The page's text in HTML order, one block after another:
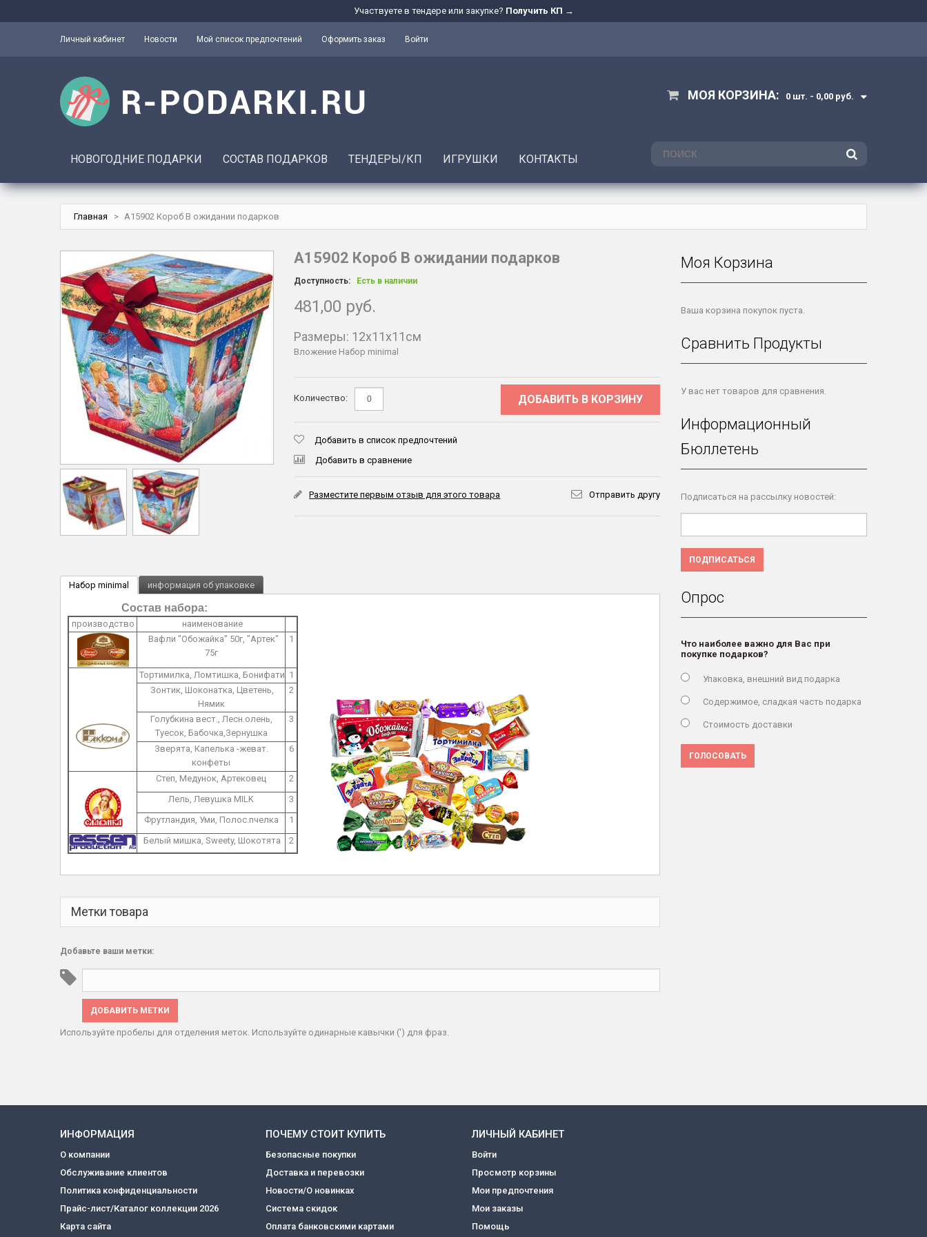
Участвуете в тендере или закупке? Получить КП →
Личный кабинет Новости Мой список предпочтений Оформить заказ Войти
МОЯ КОРЗИНА: 0 шт. - 0,00 руб.
ПОИСК
НОВОГОДНИЕ ПОДАРКИ СОСТАВ ПОДАРКОВ ТЕНДЕРЫ/КП ИГРУШКИ КОНТАКТЫ
Главная > A15902 Короб В ожидании подарков
A15902 Короб В ожидании подарков
Доступность: Есть в наличии
481,00 руб.
Размеры: 12x11x11см
Вложение Набор minimal
Количество: ДОБАВИТЬ В КОРЗИНУ
Добавить в список предпочтений
Добавить в сравнение
Разместите первым отзыв для этого товара Отправить другу
Набор minimal информация об упаковке
Состав набора:
производство
наименование
Вафли "Обожайка" 50г, "Артек"
75г
1
Тортимилка, Ломтишка, Бонифати 1
Зонтик, Шоконатка, Цветень,
Нямик
2
Голубкина вест., Лесн.олень,
Туесок, Бабочка,Зернушка
3
Зверята, Капелька -жеват.
конфеты
6
Степ, Медунок, Артековец
2
Лель, Левушка MILK
3
Фрутландия, Уми, Полос.пчелка
1
Белый мишка, Sweety, Шокотята
2
Метки товара
Добавьте ваши метки:
ДОБАВИТЬ МЕТКИ
Используйте пробелы для отделения меток. Используйте одинарные кавычки (') для фраз.
Моя Корзина
Ваша корзина покупок пуста.
Сравнить Продукты
У вас нет товаров для сравнения.
Информационный
Бюллетень
Подписаться на рассылку новостей:
ПОДПИСАТЬСЯ
Опрос
Что наиболее важно для Вас при
покупке подарков?
Упаковка, внешний вид подарка
Содержимое, сладкая часть подарка
Стоимость доставки
ГОЛОСОВАТЬ
ИНФОРМАЦИЯ
О компании
Обслуживание клиентов
Политика конфиденциальности
Прайс-лист/Каталог коллекции 2026
Карта сайта
ПОЧЕМУ СТОИТ КУПИТЬ
Безопасные покупки
Доставка и перевозки
Новости/О новинках
Система скидок
Оплата банковскими картами
ЛИЧНЫЙ КАБИНЕТ
Войти
Просмотр корзины
Мои предпочтения
Мои заказы
Помощь